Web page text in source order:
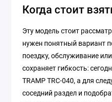
Когда стоит
Эту модель стоит
нужен понятный вариант
поездку, обслуживание
сохраняет гибкость:
TRAMP TRC-040, а для
соседний раздел и